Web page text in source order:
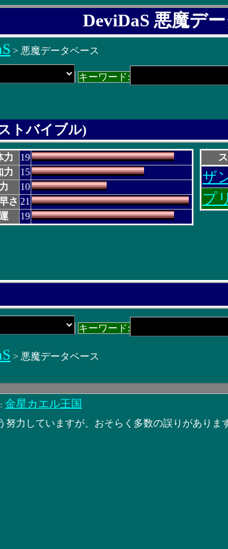
DeviDaS 悪魔デ
> 悪魔データベース
キーワード:
トバイブル)
力
19
力
15
力
10
さ 21
19
ザ
プ
キーワード:
> 悪魔データベース
金星カエル王国
力していますが、おそらく多数の誤りがありま